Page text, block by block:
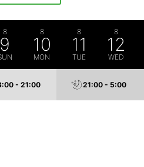
8
9
8
10
MON
8
11
TUE
8
12
WED
- 21:00 21:00 - 5:00